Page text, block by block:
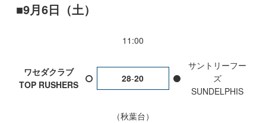
9月6日（土）
11:00
ワセダクラブ
TOP RUSHERS
28-20
サントリーフー
ズ
SUNDELPHIS
秋葉台